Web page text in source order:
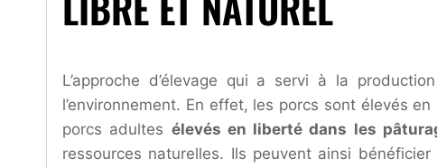
L’approche d’élevage qui a servi à la
l’environnement. En effet, les porcs sont élevés
porcs adultes élevés en liberté dans les
ressources naturelles. Ils peuvent ainsi bénéficier